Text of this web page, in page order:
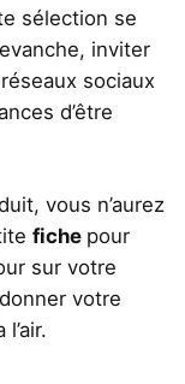
sélection se
inviter
sociaux
d’être
vous n’aurez
fiche pour
sur votre
votre